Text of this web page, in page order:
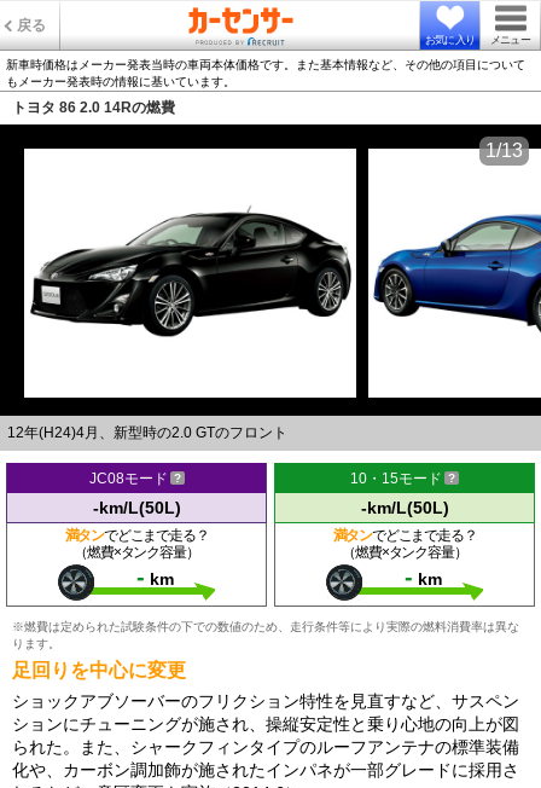
戻る
お気に入り メニュー
新車時価格はメーカー発表当時の車両本体価格です。また基本情報など、その他の項目について
もメーカー発表時の情報に基いています。
トヨタ 86 2.0 14Rの燃費
12年(H24)4月、新型時の2.0 GTのフロント
1/13
JC08モード
-km/L(50L)
満タンでどこまで走る？
（燃費×タンク容量）
- km
10・15モード
-km/L(50L)
満タンでどこまで走る？
（燃費×タンク容量）
- km
※燃費は定められた試験条件の下での数値のため、走行条件等により実際の燃料消費率は異な
ります。
足回りを中心に変更
ショックアブソーバーのフリクション特性を見直すなど、サスペン
ションにチューニングが施され、操縦安定性と乗り心地の向上が図
られた。また、シャークフィンタイプのルーフアンテナの標準装備
化や、カーボン調加飾が施されたインパネが一部グレードに採用さ